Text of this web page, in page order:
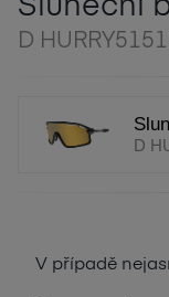
Sluneční
D
D
V případě